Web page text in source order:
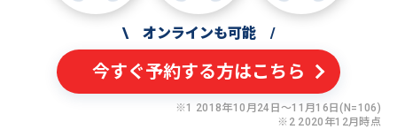
\ オンラインも可能 /
今すぐ予約する方はこちら
※1 2018年10月24日〜11月16日(N=106)
※2 2020年12月時点